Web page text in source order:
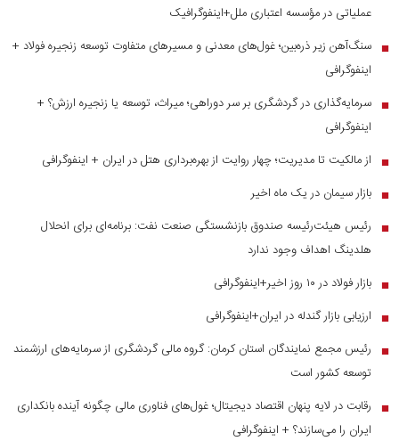
عملیاتی در مؤسسه اعتباری ملل+اینفوگرافیک
■ سنگ‌آهن زیر ذره‌بین؛ غول‌های معدنی و مسیر‌های متفاوت توسعه زنجیره فولاد +
اینفوگرافی
■ سرمایه‌گذاری در گردشگری بر سر دوراهی؛ میراث، توسعه یا زنجیره ارزش؟ +
اینفوگرافی
■ از مالکیت تا مدیریت؛ چهار روایت از بهره‌برداری هتل در ایران + اینفوگرافی
■ بازار سیمان در یک ماه اخیر
■
رئیس هیئت‌رئیسه صندوق بازنشستگی صنعت نفت: برنامه‌ای برای انحلال
هلدینگ اهداف وجود ندارد
■ بازار فولاد در ۱۰ روز اخیر+اینفوگرافی
■ ارزیابی بازار گندله در ایران+اینفوگرافی
■
رئیس مجمع نمایندگان استان کرمان: گروه مالی گردشگری از سرمایه‌های ارزشمند
توسعه کشور است
■
رقابت در لایه پنهان اقتصاد دیجیتال؛ غول‌های فناوری مالی چگونه آینده بانکداری
ایران را می‌سازند؟ + اینفوگرافی